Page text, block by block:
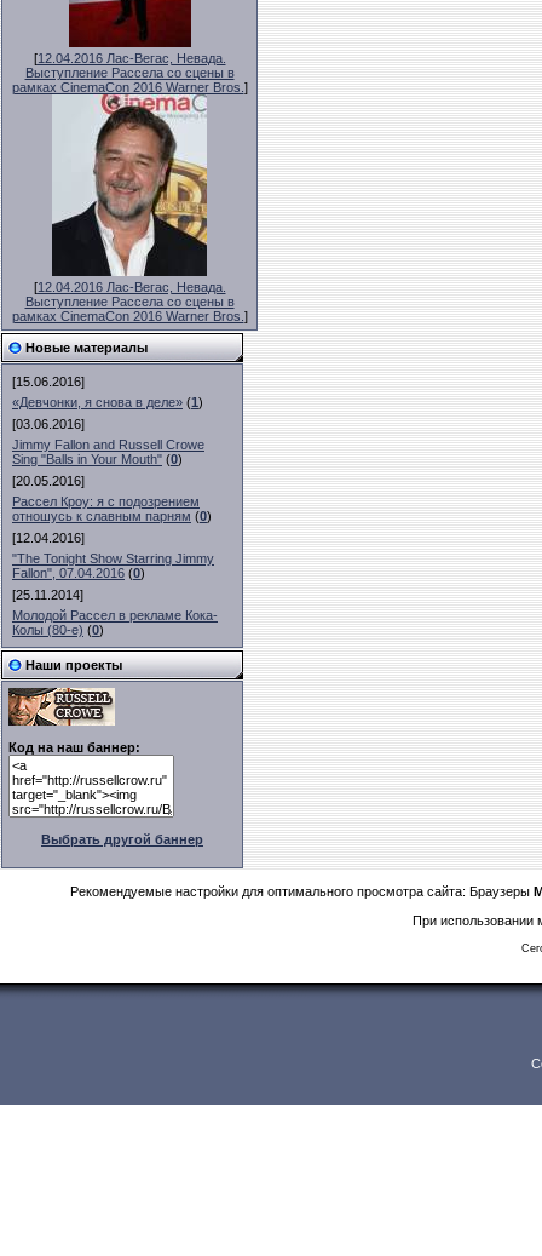
[12.04.2016 Лас-Вегас, Невада.
Выступление Рассела со сцены в
рамках CinemaCon 2016 Warner Bros. ]
[12.04.2016 Лас-Вегас, Невада.
Выступление Рассела со сцены в
рамках CinemaCon 2016 Warner Bros. ]
Новые материалы
[15.06.2016]
«Девчонки, я снова в деле» (1)
[03.06.2016]
Jimmy Fallon and Russell Crowe
Sing "Balls in Your Mouth" (0)
[20.05.2016]
Рассел Кроу: я с подозрением
отношусь к славным парням (0)
[12.04.2016]
"The Tonight Show Starring Jimmy
Fallon", 07.04.2016 (0)
[25.11.2014]
Молодой Рассел в рекламе Кока-
Колы (80-е) (0)
Наши проекты
Код на наш баннер:
Выбрать другой баннер
Рекомендуемые настройки для оптимального просмотра сайта: Браузеры
При использовании